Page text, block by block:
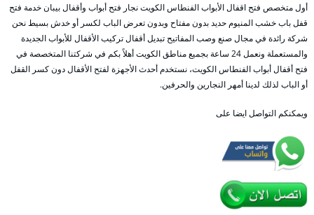
أول متخصص فتح اقفال الأبواب الفنطاس الكويت نجار فتح أبواب وأقفال بيبان خدمة فتح
قفل باب خشب المنيوم حديد بدون مفتاح وبدون تعرض الباب لكسر أو خدش بسيط نحن
شركة رائدة في مجال صنع وصب المفاتيح تبديل أقفال تركيب الأقفال للأبواب الجديدة
والمستعملة ونعمل 24 ساعة بجميع مناطق الكويت أهلاً بكم في شركتنا المتخصصة في
فتح أقفال أبواب الفنطاس الكويت، نستخدم أحدث الأجهزة لفتح الأقفال دون كسر القفل
أو الباب لذلك لدينا أمهر النجارين والحرفين.
ويمكنكم التواصل ايضا على